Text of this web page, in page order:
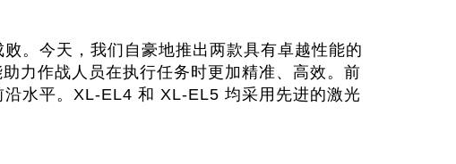
。今天，我们自豪地推出两款具有卓越性能的
作战人员在执行任务时更加精准、高效。前
水平。XL-EL4 和 XL-EL5 均采用先进的激光